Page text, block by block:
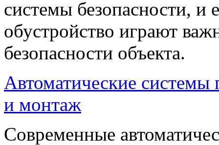
системы безопасности, и
обустройство играют
безопасности объекта.
Автоматические системы
и монтаж
Современные